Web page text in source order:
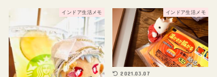
インドア生活メモ インドア生活メモ
2021.03.07